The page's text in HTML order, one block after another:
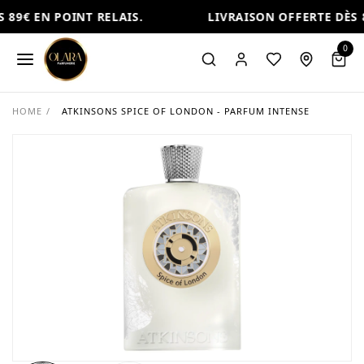
EN POINT RELAIS. LIVRAISON OFFERTE DÈS
0
HOME / ATKINSONS SPICE OF LONDON - PARFUM INTENSE